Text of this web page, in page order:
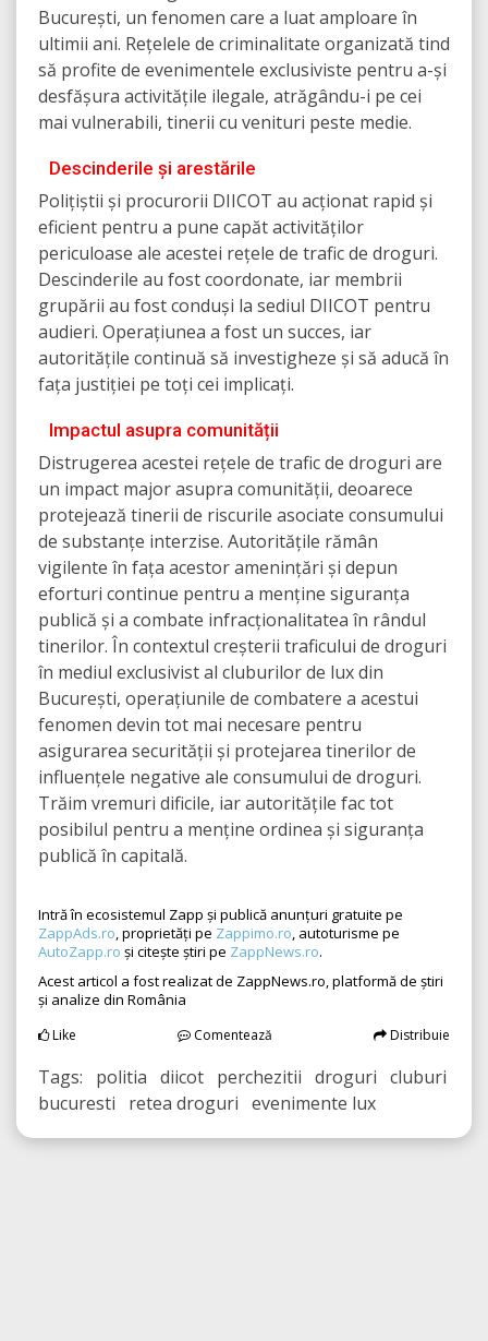
București, un fenomen care a luat amploare în
ultimii ani. Rețelele de criminalitate organizată tind
să profite de evenimentele exclusiviste pentru a-și
desfășura activitățile ilegale, atrăgându-i pe cei
mai vulnerabili, tinerii cu venituri peste medie.
Descinderile și arestările
Polițiștii și procurorii DIICOT au acționat rapid și
eficient pentru a pune capăt activităților
periculoase ale acestei rețele de trafic de droguri.
Descinderile au fost coordonate, iar membrii
grupării au fost conduși la sediul DIICOT pentru
audieri. Operațiunea a fost un succes, iar
autoritățile continuă să investigheze și să aducă în
fața justiției pe toți cei implicați.
Impactul asupra comunității
Distrugerea acestei rețele de trafic de droguri are
un impact major asupra comunității, deoarece
protejează tinerii de riscurile asociate consumului
de substanțe interzise. Autoritățile rămân
vigilente în fața acestor amenințări și depun
eforturi continue pentru a menține siguranța
publică și a combate infracționalitatea în rândul
tinerilor. În contextul creșterii traficului de droguri
în mediul exclusivist al cluburilor de lux din
București, operațiunile de combatere a acestui
fenomen devin tot mai necesare pentru
asigurarea securității și protejarea tinerilor de
influențele negative ale consumului de droguri.
Trăim vremuri dificile, iar autoritățile fac tot
posibilul pentru a menține ordinea și siguranța
publică în capitală.
Intră în ecosistemul Zapp și publică anunțuri gratuite pe
ZappAds.ro, proprietăți pe Zappimo.ro, autoturisme pe
AutoZapp.ro și citește știri pe ZappNews.ro.
Acest articol a fost realizat de ZappNews.ro, platformă de știri
și analize din România
Like Comentează Distribuie
Tags: politia diicot perchezitii droguri cluburi
bucuresti retea droguri evenimente lux